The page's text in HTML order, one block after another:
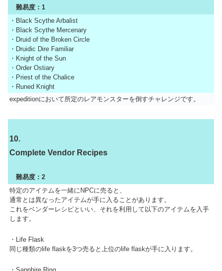
難易度：1
・Black Scythe Arbalist
・Black Scythe Mercenary
・Druid of the Broken Circle
・Druidic Dire Familiar
・Knight of the Sun
・Order Ostiary
・Priest of the Chalice
・Runed Knight
expeditionにおいて所定のレアモンスターを倒すチャレンジです。
10.
Complete Vendor Recipes
難易度：2
特定のアイテムを一緒にNPCに売ると、
通常とは異なったアイテムが手に入ることがあります。
これをベンダーレシピといい、それを利用して以下のアイテムを入手
します。
・Life Flask
同じ種類のlife flaskを3つ売ると上位のlife flaskが手に入ります。